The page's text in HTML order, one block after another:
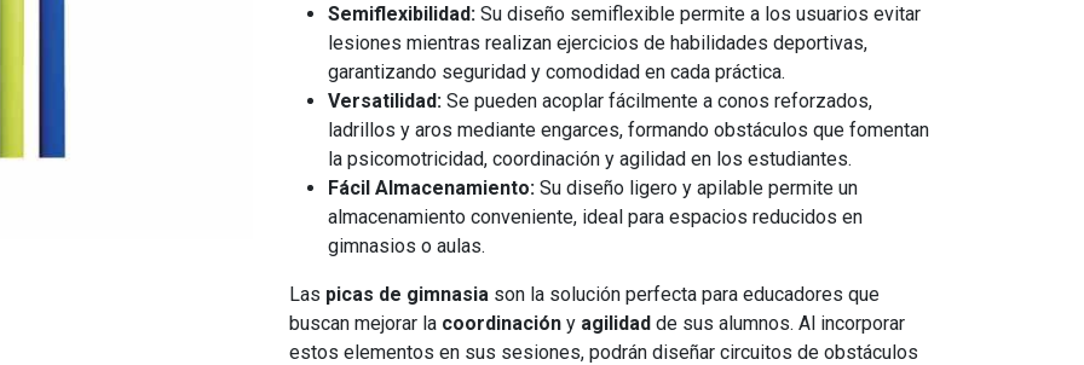
Semiflexibilidad: Su diseño semiflexible permite a los usuarios evitar
lesiones mientras realizan ejercicios de habilidades deportivas,
garantizando seguridad y comodidad en cada práctica.
Versatilidad: Se pueden acoplar fácilmente a conos reforzados,
ladrillos y aros mediante engarces, formando obstáculos que fomentan
la psicomotricidad, coordinación y agilidad en los estudiantes.
Fácil Almacenamiento: Su diseño ligero y apilable permite un
almacenamiento conveniente, ideal para espacios reducidos en
gimnasios o aulas.
Las picas de gimnasia son la solución perfecta para educadores que
buscan mejorar la coordinación y agilidad de sus alumnos. Al incorporar
estos elementos en sus sesiones, podrán diseñar circuitos de obstáculos